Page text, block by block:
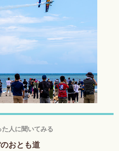
人に聞いてみる
おとも道